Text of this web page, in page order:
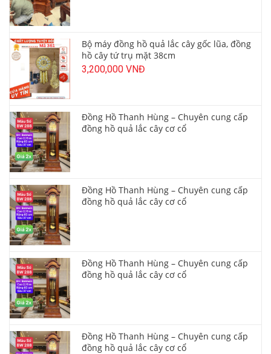
Bộ máy đồng hồ quả lắc cây gốc lũa, đồng
hồ cây tứ trụ mặt 38cm
3,200,000 VNĐ
Đồng Hồ Thanh Hùng – Chuyên cung cấp
đồng hồ quả lắc cây cơ cổ
Đồng Hồ Thanh Hùng – Chuyên cung cấp
đồng hồ quả lắc cây cơ cổ
Đồng Hồ Thanh Hùng – Chuyên cung cấp
đồng hồ quả lắc cây cơ cổ
Đồng Hồ Thanh Hùng – Chuyên cung cấp
đồng hồ quả lắc cây cơ cổ